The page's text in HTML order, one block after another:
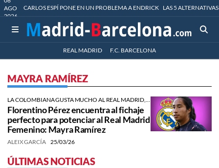
AGO
2026
CARLOS ESPÍ PONE EN UN PROBLEMA A ENDRICK LAS 5
REAL MADRID F.C. BARCELONA
MAYRA RAMÍREZ
LA COLOMBIANA GUSTA MUCHO AL REAL MADRID, QUE SIGUE DE CERCA SU SITUACIÓN ACTUAL EN EL CHELSEA.
Florentino Pérez encuentra al fichaje
perfecto para potenciar al Real Madrid
Femenino: Mayra Ramírez
ALEIX GARCÍA 25/03/26
ÚLTIMAS NOTICIAS